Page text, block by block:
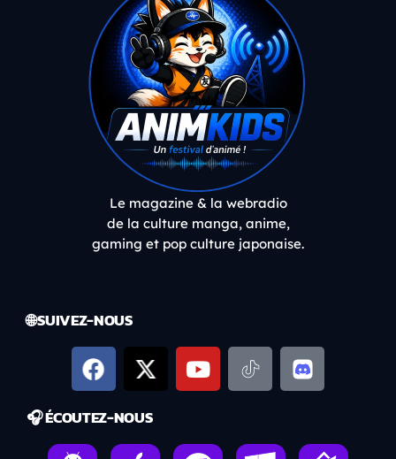
Le magazine & la webradio
de la culture manga, anime,
gaming et pop culture japonaise.
🌐 SUIVEZ-NOUS
🎧 ÉCOUTEZ-NOUS